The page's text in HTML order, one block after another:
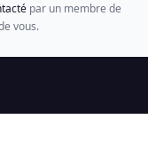
par un membre de
vous.